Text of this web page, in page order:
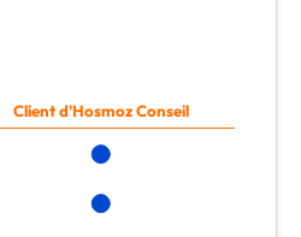
Client d'Hosmoz Conseil